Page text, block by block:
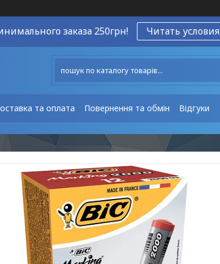
заказа 250грн! Читать условия
та оплата Повернення та обмін Відгуки